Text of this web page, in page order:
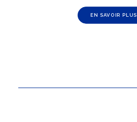
EN SAVOIR PLUS